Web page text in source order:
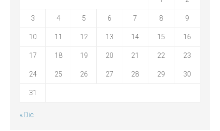
3 4 5 6 7 8 9
10 11 12 13 14 15 16
17 18 19 20 21 22 23
24 25 26 27 28 29 30
31
« Dic